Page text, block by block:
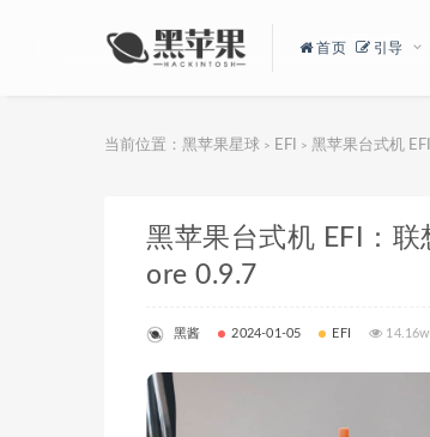
首页 引导
当前位置： 黑苹果星球 > EFI > 黑苹果台式机
黑苹果台式机 EFI：
ore 0.9.7
黑酱 2024-01-05 EFI 14.16w